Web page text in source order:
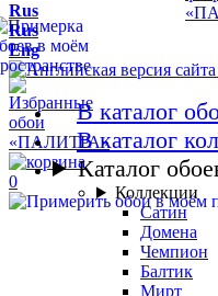
0
Rus
Rus
Eng
В каталог
В каталог
Каталог
Коллекции
Сатин
Домена
Чемпион
Балтик
Мирт